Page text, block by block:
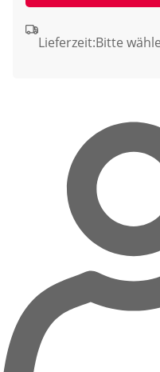
Lieferzeit:Bitte